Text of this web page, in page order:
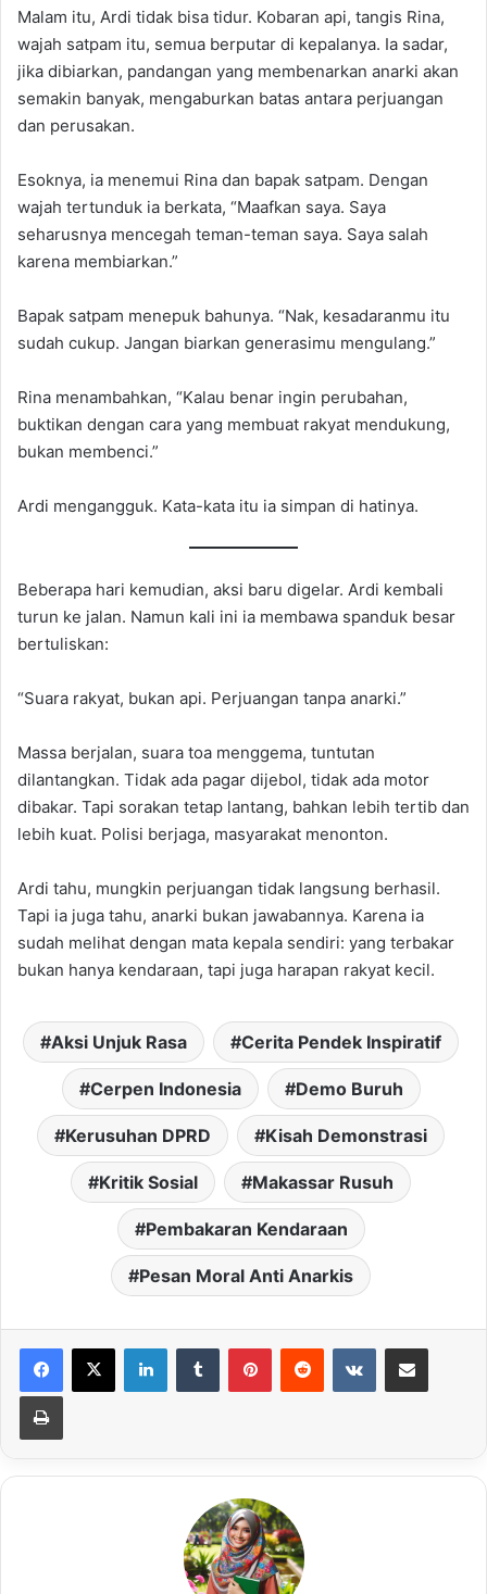
Malam itu, Ardi tidak bisa tidur. Kobaran api, tangis Rina,
wajah satpam itu, semua berputar di kepalanya. Ia sadar,
jika dibiarkan, pandangan yang membenarkan anarki akan
semakin banyak, mengaburkan batas antara perjuangan
dan perusakan.
Esoknya, ia menemui Rina dan bapak satpam. Dengan
wajah tertunduk ia berkata, “Maafkan saya. Saya
seharusnya mencegah teman-teman saya. Saya salah
karena membiarkan.”
Bapak satpam menepuk bahunya. “Nak, kesadaranmu itu
sudah cukup. Jangan biarkan generasimu mengulang.”
Rina menambahkan, “Kalau benar ingin perubahan,
buktikan dengan cara yang membuat rakyat mendukung,
bukan membenci.”
Ardi mengangguk. Kata-kata itu ia simpan di hatinya.
Beberapa hari kemudian, aksi baru digelar. Ardi kembali
turun ke jalan. Namun kali ini ia membawa spanduk besar
bertuliskan:
“Suara rakyat, bukan api. Perjuangan tanpa anarki.”
Massa berjalan, suara toa menggema, tuntutan
dilantangkan. Tidak ada pagar dijebol, tidak ada motor
dibakar. Tapi sorakan tetap lantang, bahkan lebih tertib dan
lebih kuat. Polisi berjaga, masyarakat menonton.
Ardi tahu, mungkin perjuangan tidak langsung berhasil.
Tapi ia juga tahu, anarki bukan jawabannya. Karena ia
sudah melihat dengan mata kepala sendiri: yang terbakar
bukan hanya kendaraan, tapi juga harapan rakyat kecil.
Aksi Unjuk Rasa Cerita Pendek Inspiratif
Cerpen Indonesia Demo Buruh
Kerusuhan DPRD Kisah Demonstrasi
Kritik Sosial Makassar Rusuh
Pembakaran Kendaraan
Pesan Moral Anti Anarkis
LinkedInTumblr PinterestReddit VKontakteShare via Email
Print